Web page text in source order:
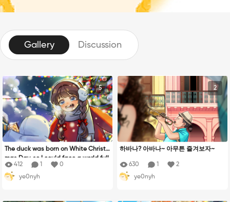
Gallery Discussion
5
The duck was born on White Christ
mas Day. so I could face a world full
of bright lights. It\'s a small but big
miracle, even though it\'s destined t
412
0
ye0nyh
2
하바나? 아바나~ 아무튼 즐겨보자~
630
2
ye0nyh